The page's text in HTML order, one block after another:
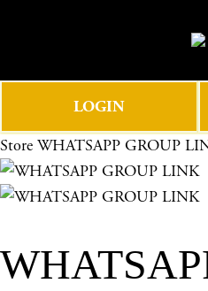
e
e
n
u
LOGIN
Store WHATSAPP GROUP